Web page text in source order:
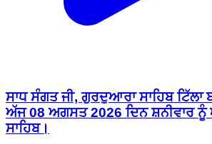
ਸਾਧ ਸੰਗਤ ਜੀ, ਗੁਰਦੁਆਰਾ ਸਾਹਿਬ ਟਿੱਲਾ
ਅੱਜ 08 ਅਗਸਤ 2026 ਦਿਨ ਸ਼ਨੀਵਾਰ
ਸਾਹਿਬ।